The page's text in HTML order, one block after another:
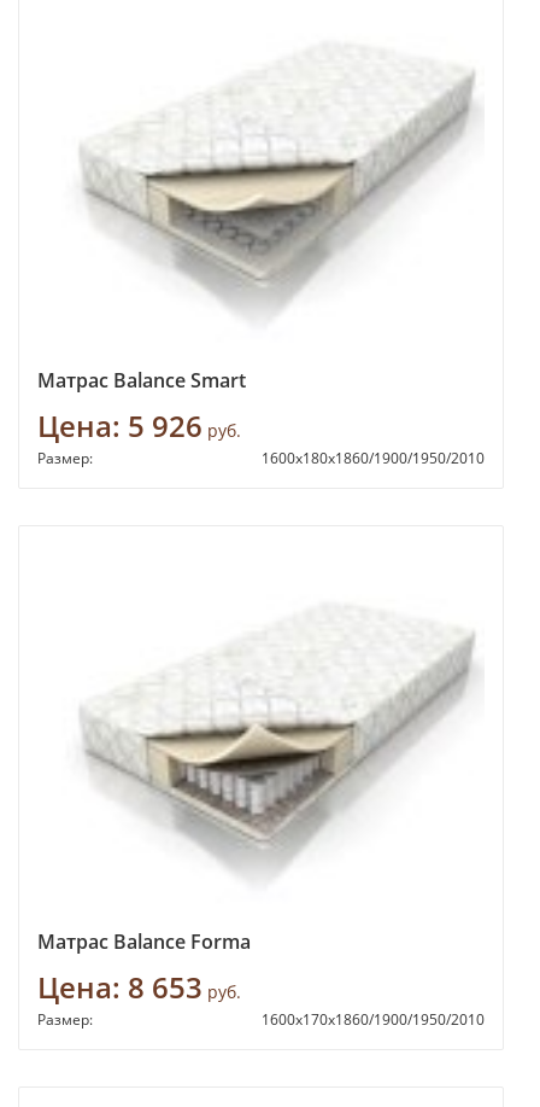
Матрас Balance Smart
Цена: 5 926 руб.
Размер: 1600х180х1860/1900/1950/2010
Матрас Balance Forma
Цена: 8 653 руб.
Размер: 1600х170х1860/1900/1950/2010